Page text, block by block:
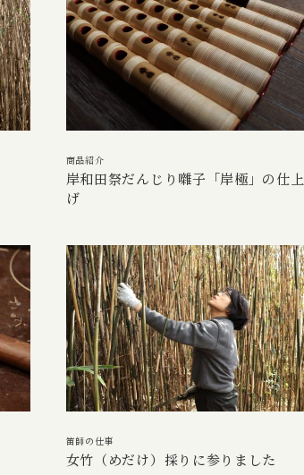
商品紹介
岸和田祭だんじり囃子「岸極」の仕上
げ
笛師の仕事
女竹（めだけ）採りに参りました